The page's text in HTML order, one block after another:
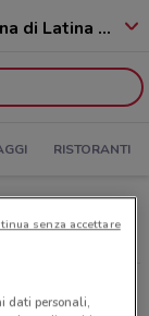
Cisterna di Latina - 04012
RISTORANTI
apertura e
dati personali,
senza accettare